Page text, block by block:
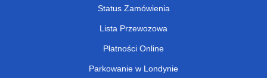
Status Zamówienia
Lista Przewozowa
Płatności Online
Parkowanie w Londynie